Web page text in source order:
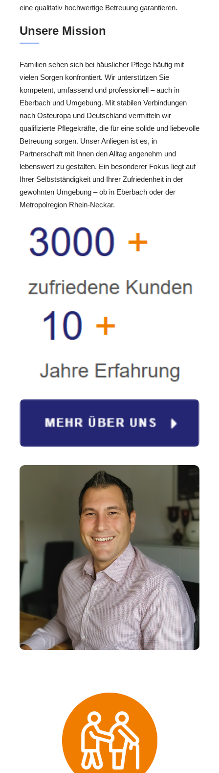
eine qualitativ hochwertige Betreuung garantieren.
Unsere Mission
Familien sehen sich bei häuslicher Pflege häufig mit
vielen Sorgen konfrontiert. Wir unterstützen Sie
kompetent, umfassend und professionell – auch in
Eberbach und Umgebung. Mit stabilen Verbindungen
nach Osteuropa und Deutschland vermitteln wir
qualifizierte Pflegekräfte, die für eine solide und liebevolle
Betreuung sorgen. Unser Anliegen ist es, in
Partnerschaft mit Ihnen den Alltag angenehm und
lebenswert zu gestalten. Ein besonderer Fokus liegt auf
Ihrer Selbstständigkeit und Ihrer Zufriedenheit in der
gewohnten Umgebung – ob in Eberbach oder der
Metropolregion Rhein-Neckar.